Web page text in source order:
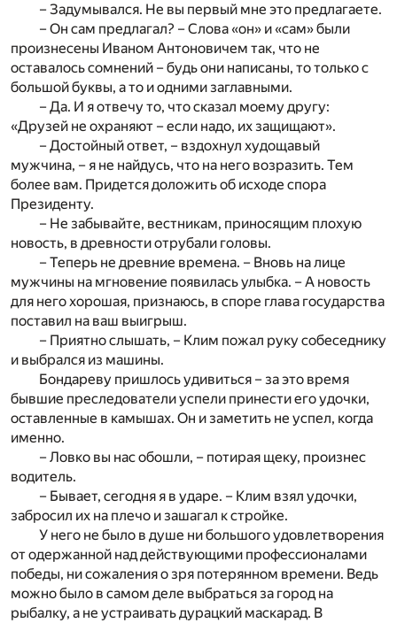
– Задумывался. Не вы первый мне это предлагаете.
– Он сам предлагал? – Слова «он» и «сам» были
произнесены Иваном Антоновичем так, что не
оставалось сомнений – будь они написаны, то только с
большой буквы, а то и одними заглавными.
– Да. И я отвечу то, что сказал моему другу:
«Друзей не охраняют – если надо, их защищают».
– Достойный ответ, – вздохнул худощавый
мужчина, – я не найдусь, что на него возразить. Тем
более вам. Придется доложить об исходе спора
Президенту.
– Не забывайте, вестникам, приносящим плохую
новость, в древности отрубали головы.
– Теперь не древние времена. – Вновь на лице
мужчины на мгновение появилась улыбка. – А новость
для него хорошая, признаюсь, в споре глава государства
поставил на ваш выигрыш.
– Приятно слышать, – Клим пожал руку собеседнику
и выбрался из машины.
Бондареву пришлось удивиться – за это время
бывшие преследователи успели принести его удочки,
оставленные в камышах. Он и заметить не успел, когда
именно.
– Ловко вы нас обошли, – потирая щеку, произнес
водитель.
– Бывает, сегодня я в ударе. – Клим взял удочки,
забросил их на плечо и зашагал к стройке.
У него не было в душе ни большого удовлетворения
от одержанной над действующими профессионалами
победы, ни сожаления о зря потерянном времени. Ведь
можно было в самом деле выбраться за город на
рыбалку, а не устраивать дурацкий маскарад. В